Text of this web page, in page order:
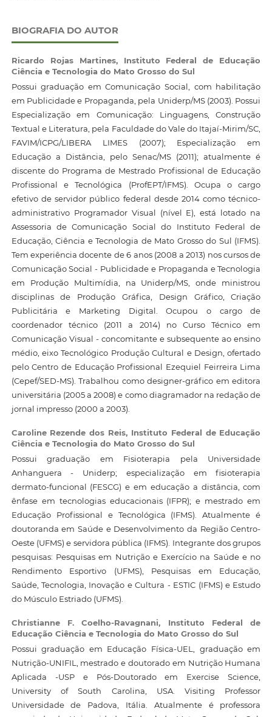
BIOGRAFIA DO AUTOR
Ricardo Rojas Martines, Instituto Federal de Educação
Ciência e Tecnologia do Mato Grosso do Sul
Possui graduação em Comunicação Social, com habilitação
em Publicidade e Propaganda, pela Uniderp/MS (2003). Possui
Especialização em Comunicação: Linguagens, Construção
Textual e Literatura, pela Faculdade do Vale do Itajaí-Mirim/SC,
FAVIM/ICPG/LIBERA LIMES (2007); Especialização em
Educação a Distância, pelo Senac/MS (2011); atualmente é
discente do Programa de Mestrado Profissional de Educação
Profissional e Tecnológica (ProfEPT/IFMS). Ocupa o cargo
efetivo de servidor público federal desde 2014 como técnico-
administrativo Programador Visual (nível E), está lotado na
Assessoria de Comunicação Social do Instituto Federal de
Educação, Ciência e Tecnologia de Mato Grosso do Sul (IFMS).
Tem experiência docente de 6 anos (2008 a 2013) nos cursos de
Comunicação Social - Publicidade e Propaganda e Tecnologia
em Produção Multimídia, na Uniderp/MS, onde ministrou
disciplinas de Produção Gráfica, Design Gráfico, Criação
Publicitária e Marketing Digital. Ocupou o cargo de
coordenador técnico (2011 a 2014) no Curso Técnico em
Comunicação Visual - concomitante e subsequente ao ensino
médio, eixo Tecnológico Produção Cultural e Design, ofertado
pelo Centro de Educação Profissional Ezequiel Feirreira Lima
(Cepef/SED-MS). Trabalhou como designer-gráfico em editora
universitária (2005 a 2008) e como diagramador na redação de
jornal impresso (2000 a 2003).
Caroline Rezende dos Reis, Instituto Federal de Educação
Ciência e Tecnologia do Mato Grosso do Sul
Possui graduação em Fisioterapia pela Universidade
Anhanguera - Uniderp; especialização em fisioterapia
dermato-funcional (FESCG) e em educação a distância, com
ênfase em tecnologias educacionais (IFPR); e mestrado em
Educação Profissional e Tecnológica (IFMS). Atualmente é
doutoranda em Saúde e Desenvolvimento da Região Centro-
Oeste (UFMS) e servidora pública (IFMS). Integrante dos grupos
pesquisas: Pesquisas em Nutrição e Exercício na Saúde e no
Rendimento Esportivo (UFMS), Pesquisas em Educação,
Saúde, Tecnologia, Inovação e Cultura - ESTIC (IFMS) e Estudo
do Músculo Estriado (UFMS).
Christianne F. Coelho-Ravagnani, Instituto Federal de
Educação Ciência e Tecnologia do Mato Grosso do Sul
Possui graduação em Educação Física-UEL, graduação em
Nutrição-UNIFIL, mestrado e doutorado em Nutrição Humana
Aplicada -USP e Pós-Doutorado em Exercise Science,
University of South Carolina, USA. Visiting Professor
Universidade de Padova, Itália. Atualmente é professora